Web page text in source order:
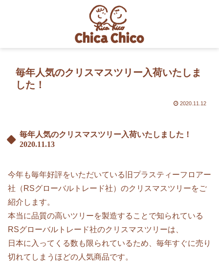
毎年人気のクリスマスツリー入荷いたしま
した！
2020.11.12
毎年人気のクリスマスツリー入荷いたしました！
2020.11.13
今年も毎年好評をいただいている旧プラスティーフロアー
社（RSグローバルトレード社）のクリスマスツリーをご
紹介します。
本当に品質の高いツリーを製造することで知られている
RSグローバルトレード社のクリスマスツリーは、
日本に入ってくる数も限られているため、毎年すぐに売り
切れてしまうほどの人気商品です。